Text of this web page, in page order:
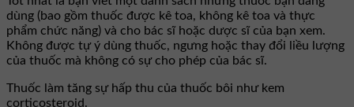
dùng (bao gồm thuốc được kê toa, không kê toa và thực
phẩm chức năng) và cho bác sĩ hoặc dược sĩ của bạn xem.
Không được tự ý dùng thuốc, ngưng hoặc thay đổi liều lượng
của thuốc mà không có sự cho phép của bác sĩ.
Thuốc làm tăng sự hấp thu của thuốc bôi như kem
corticosteroid.